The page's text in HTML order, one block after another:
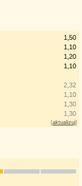
1,50
1,10
1,20
1,10
2,32
1,10
1,30
1,30
[aktualizuj]